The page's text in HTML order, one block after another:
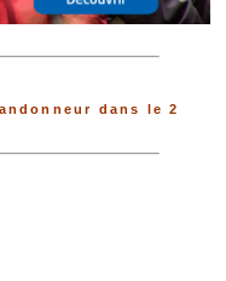
dans le 2